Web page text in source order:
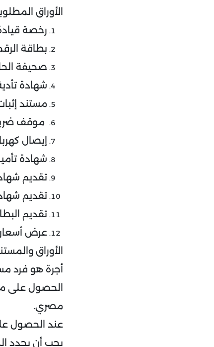
الأوراق
رخصة
بطاقة
صحيفة
شهادة
مستند
موقف
إيصال
شهادة
تقديم
تقديم
تقديم
عرض
الأوراق
أجرة هو فرد
مصري.
عند الحصول
يجب أن يحدد